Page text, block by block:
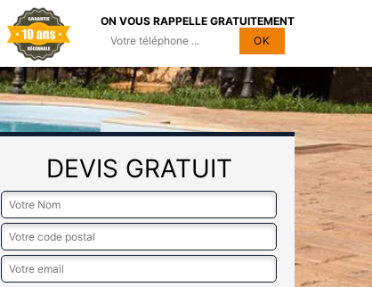
ON VOUS RAPPELLE GRATUITEMENT
DEVIS GRATUIT